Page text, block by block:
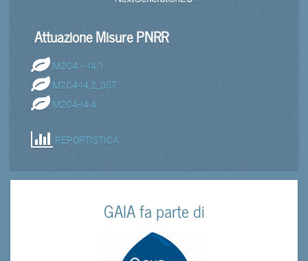
Attuazione Misure PNRR
M2C4 – I4.1
M2C4-I4.2_057
M2C4-I4.4
REPORTISTICA
GAIA fa parte di